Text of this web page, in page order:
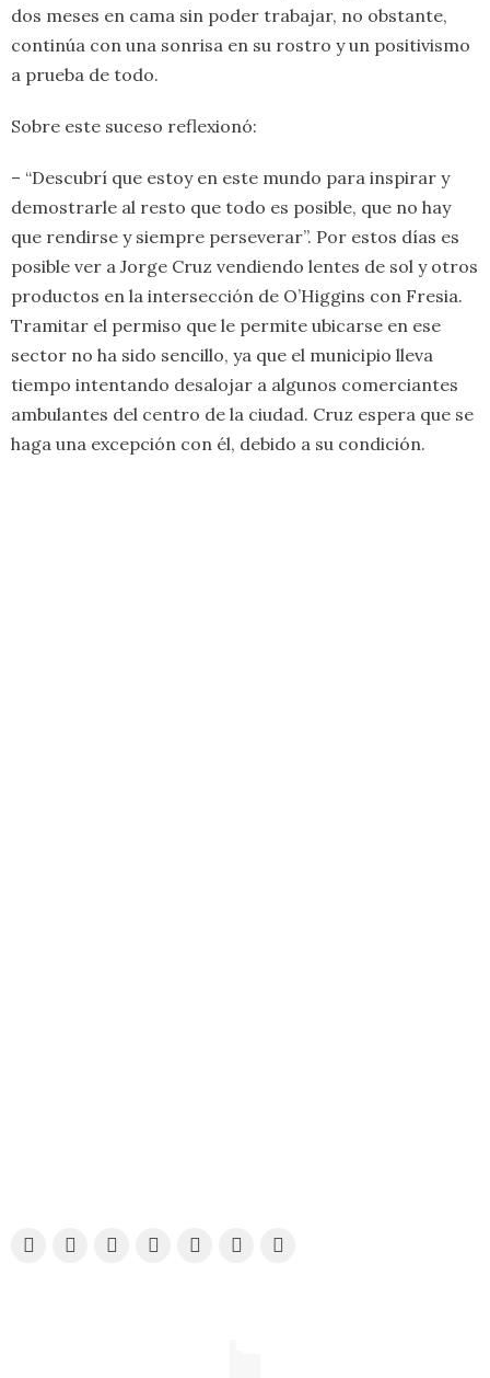
dos meses en cama sin poder trabajar, no obstante,
continúa con una sonrisa en su rostro y un positivismo
a prueba de todo.
Sobre este suceso reflexionó:
– “Descubrí que estoy en este mundo para inspirar y
demostrarle al resto que todo es posible, que no hay
que rendirse y siempre perseverar”. Por estos días es
posible ver a Jorge Cruz vendiendo lentes de sol y otros
productos en la intersección de O’Higgins con Fresia.
Tramitar el permiso que le permite ubicarse en ese
sector no ha sido sencillo, ya que el municipio lleva
tiempo intentando desalojar a algunos comerciantes
ambulantes del centro de la ciudad. Cruz espera que se
haga una excepción con él, debido a su condición.